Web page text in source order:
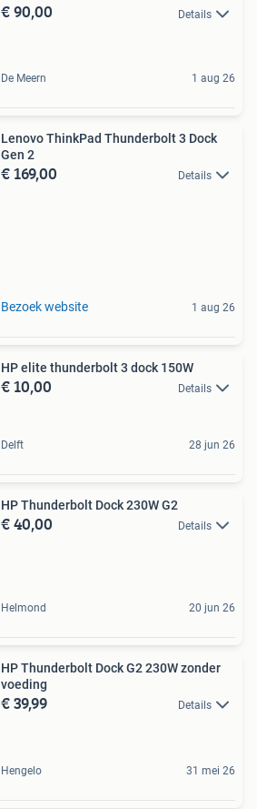
€ 90,00 Details
De Meern 1 aug 26
Lenovo ThinkPad Thunderbolt 3 Dock
Gen 2
€ 169,00 Details
Bezoek website 1 aug 26
HP elite thunderbolt 3 dock 150W
€ 10,00 Details
Delft 28 jun 26
HP Thunderbolt Dock 230W G2
€ 40,00 Details
Helmond 20 jun 26
HP Thunderbolt Dock G2 230W zonder
voeding
€ 39,99 Details
Hengelo 31 mei 26